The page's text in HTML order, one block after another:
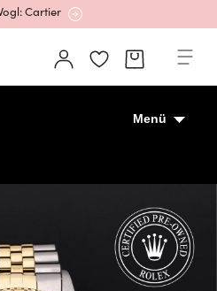
Uhren von Cartier
von Grand Seiko
Cartier
Menü